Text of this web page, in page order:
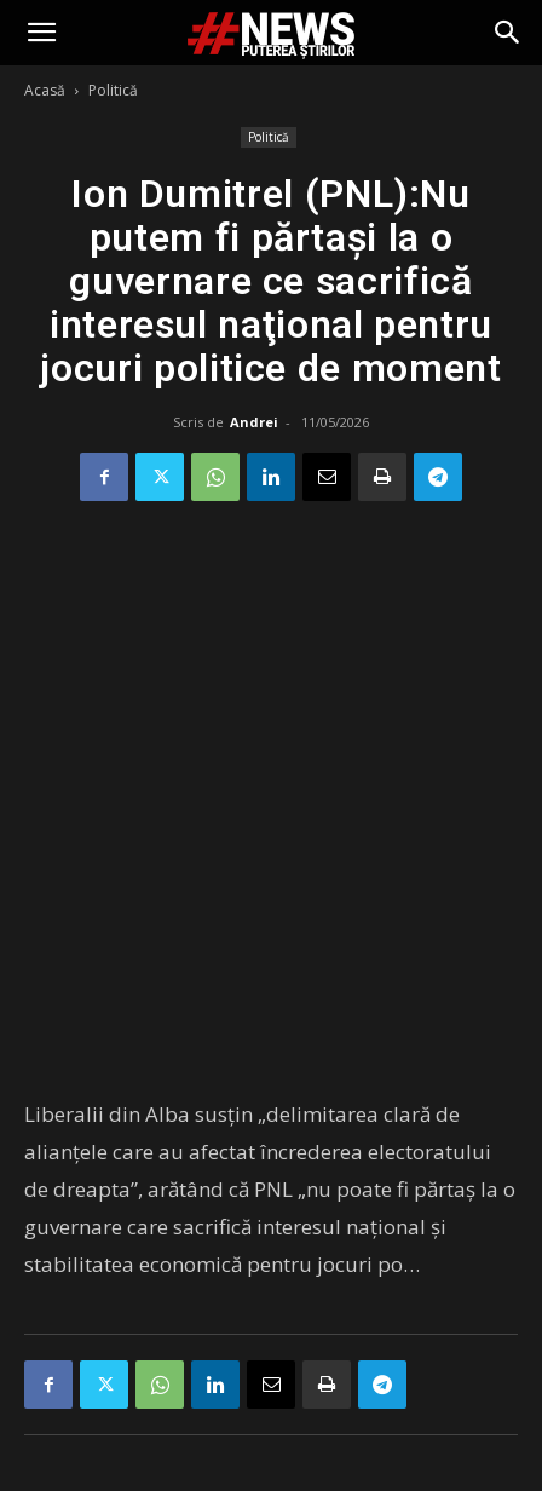
Acasă Politică
Politică
Ion Dumitrel (PNL):Nu
putem fi părtaşi la o
guvernare ce sacrifică
interesul naţional pentru
jocuri politice de moment
Scris de Andrei - 11/05/2026
Liberalii din Alba susţin „delimitarea clară de
alianţele care au afectat încrederea electoratului
de dreapta”, arătând că PNL „nu poate fi părtaş la o
guvernare care sacrifică interesul naţional şi
stabilitatea economică pentru jocuri po…